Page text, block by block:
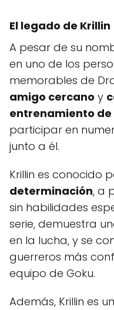
El legado de Krillin
A pesar de su
en uno de los
memorables de
amigo cercano y
entrenamiento de
participar en
junto a él.
Krillin es conocido
determinación, a
sin habilidades
serie, demuestra
en la lucha, y se
guerreros más
equipo de Goku.
Además, Krillin es